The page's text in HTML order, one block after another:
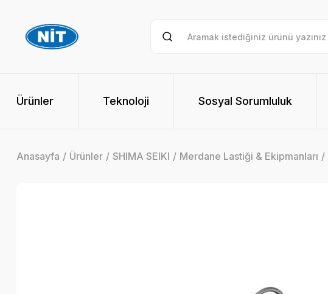
Ürünler Teknoloji Sosyal Sorumluluk
Anasayfa Ürünler SHIMA SEIKI Merdane Lastiği & Ekipmanları